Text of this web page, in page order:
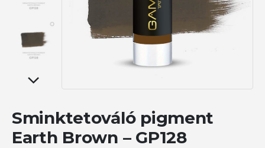
Sminktetováló pigment
Earth Brown – GP128